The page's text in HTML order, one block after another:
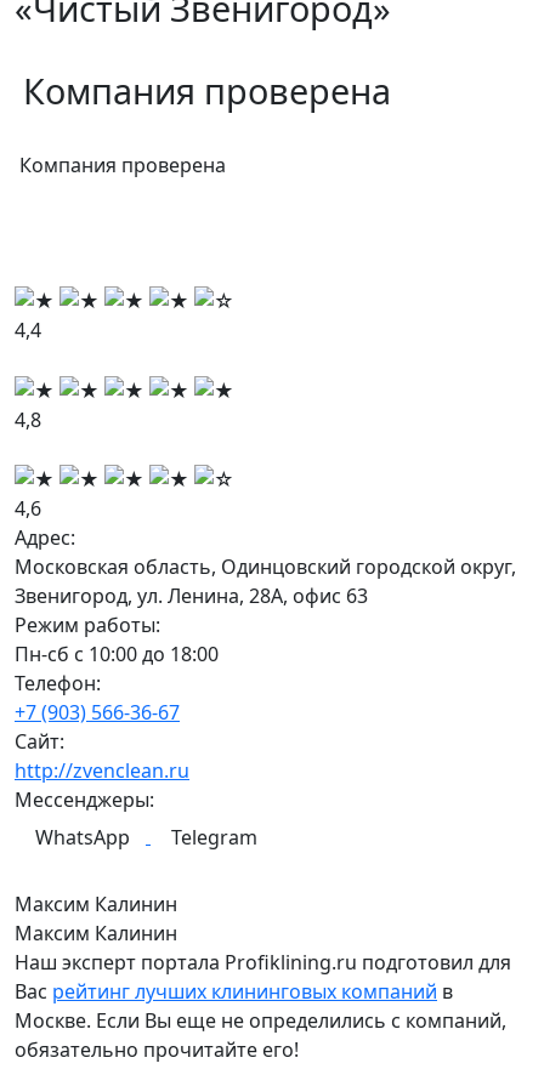
Компания проверена
Компания проверена
4,4
4,8
4,6
Адрес:
Московская область, Одинцовский городской округ,
Звенигород, ул. Ленина, 28А, офис 63
Режим работы:
Пн-сб с 10:00 до 18:00
Телефон:
+7 (903) 566-36-67
Сайт:
http://zvenclean.ru
Мессенджеры:
WhatsApp
Telegram
Максим Калинин
Максим Калинин
Наш эксперт портала Profiklining.ru подготовил для
Вас рейтинг лучших клининговых компаний в
Москве. Если Вы еще не определились с компаний,
обязательно прочитайте его!